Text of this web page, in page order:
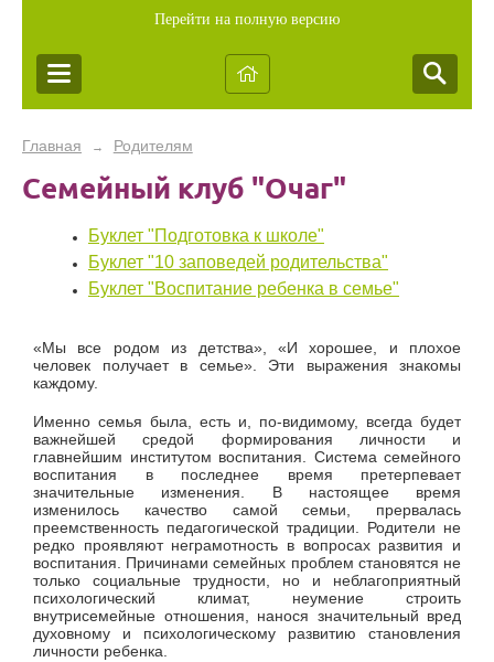
Перейти на полную версию
Главная → Родителям
Семейный клуб "Очаг"
Буклет "Подготовка к школе"
Буклет "10 заповедей родительства"
Буклет "Воспитание ребенка в семье"
«Мы все родом из детства», «И хорошее, и плохое
человек получает в семье». Эти выражения знакомы
каждому.
Именно семья была, есть и, по-видимому, всегда будет
важнейшей средой формирования личности и
главнейшим институтом воспитания. Система семейного
воспитания в последнее время претерпевает
значительные изменения. В настоящее время
изменилось качество самой семьи, прервалась
преемственность педагогической традиции. Родители не
редко проявляют неграмотность в вопросах развития и
воспитания. Причинами семейных проблем становятся не
только социальные трудности, но и неблагоприятный
психологический климат, неумение строить
внутрисемейные отношения, нанося значительный вред
духовному и психологическому развитию становления
личности ребенка.